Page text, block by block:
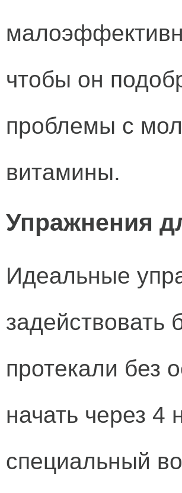
чтобы он
проблемы с
витамины.
Упражнения
Идеальные
задействовать
протекали без
начать через 4
специальный